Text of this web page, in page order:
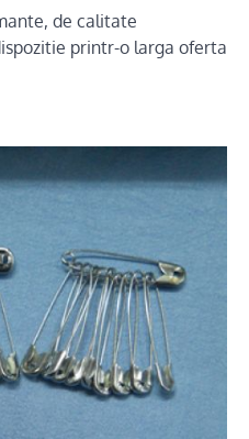
de calitate
printr-o larga oferta